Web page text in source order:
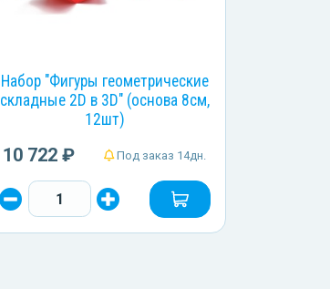
Набор "Фигуры геометрические
складные 2D в 3D" (основа 8см,
12шт)
10 722 ₽ Под заказ 14дн.